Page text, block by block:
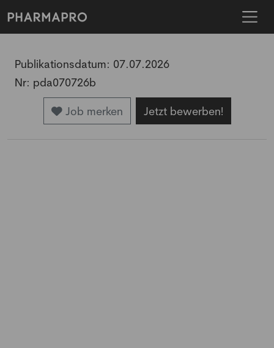
Publikationsdatum: 07.07.2026
Nr: pda070726b
Job merken Jetzt bewerben!